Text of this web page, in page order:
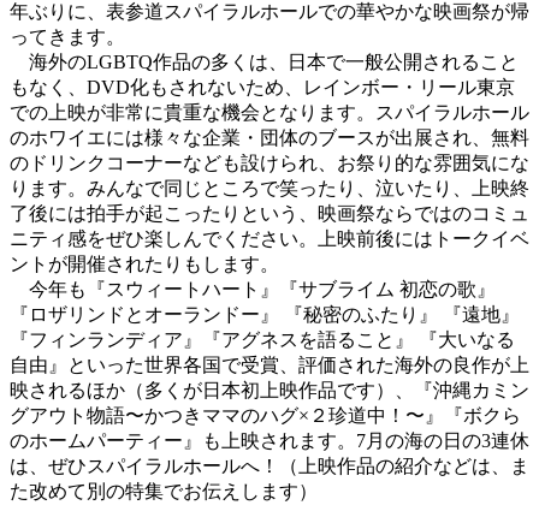
年ぶりに、表参道スパイラルホールでの華やかな映画祭が帰
ってきます。
海外のLGBTQ作品の多くは、日本で一般公開されること
もなく、DVD化もされないため、レインボー・リール東京
での上映が非常に貴重な機会となります。スパイラルホール
のホワイエには様々な企業・団体のブースが出展され、無料
のドリンクコーナーなども設けられ、お祭り的な雰囲気にな
ります。みんなで同じところで笑ったり、泣いたり、上映終
了後には拍手が起こったりという、映画祭ならではのコミュ
ニティ感をぜひ楽しんでください。上映前後にはトークイベ
ントが開催されたりもします。
今年も『スウィートハート』『サブライム 初恋の歌』
『ロザリンドとオーランドー』 『秘密のふたり』 『遠地』
『フィンランディア』『アグネスを語ること』 『大いなる
自由』といった世界各国で受賞、評価された海外の良作が上
映されるほか（多くが日本初上映作品です）、『沖縄カミン
グアウト物語〜かつきママのハグ×２珍道中！〜』『ボクら
のホームパーティー』も上映されます。7月の海の日の3連休
は、ぜひスパイラルホールへ！（上映作品の紹介などは、ま
た改めて別の特集でお伝えします）